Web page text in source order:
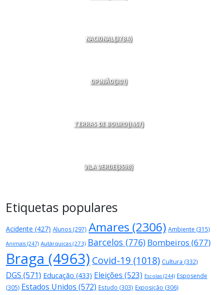
NACIONAL(3784)
OPINIÃO(301)
TERRAS DE BOURO(1457)
VILA VERDE(3598)
Etiquetas populares
Acidente (427) Alunos (297) Amares (2306) Ambiente (315)
Animais (247) Autárquicas (273) Barcelos (776) Bombeiros (677)
Braga (4963) Covid-19 (1018) Cultura (332)
DGS (571) Educação (433) Eleições (523) Escolas (244) Esposende
(305) Estados Unidos (572) Estudo (303) Exposição (306)